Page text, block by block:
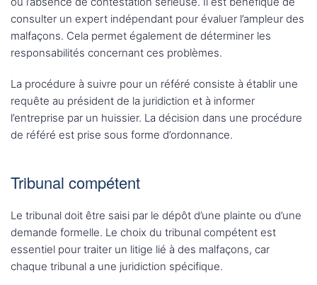
consulter un expert indépendant pour évaluer l’ampleur des
malfaçons. Cela permet également de déterminer les
responsabilités concernant ces problèmes.
La procédure à suivre pour un référé consiste à établir une
requête au président de la juridiction et à informer
l’entreprise par un huissier. La décision dans une procédure
de référé est prise sous forme d’ordonnance.
Tribunal compétent
Le tribunal doit être saisi par le dépôt d’une plainte ou d’une
demande formelle. Le choix du tribunal compétent est
essentiel pour traiter un litige lié à des malfaçons, car
chaque tribunal a une juridiction spécifique.